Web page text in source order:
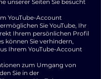
unserer Seiten Sie besucht
YouTube-Account
Sie YouTube, Ihr
Ihrem persönlichen Profil
können Sie verhindern,
Ihrem YouTube-Account
zum Umgang von
Sie in der